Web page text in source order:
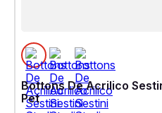
Bottons De Acrilico
Pet